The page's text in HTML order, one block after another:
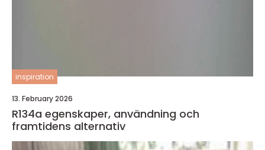
inspiration
13. February 2026
R134a egenskaper, användning och
framtidens alternativ